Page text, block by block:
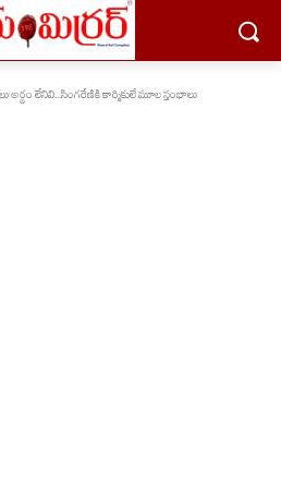
అర్థం లేనివి...సింగ‌రేణికి కార్మికులే మూల స్తంభాలు